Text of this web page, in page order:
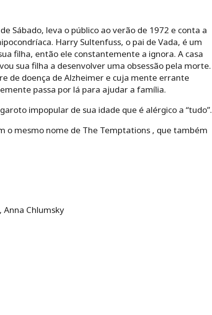
Sábado, leva o público ao verão de 1972 e conta a
Harry Sultenfuss, o pai de Vada, é um
filha, então ele constantemente a ignora. A casa
sua filha a desenvolver uma obsessão pela morte.
de doença de Alzheimer e cuja mente errante
passa por lá para ajudar a família.
impopular de sua idade que é alérgico a “tudo”.
o mesmo nome de The Temptations , que também
Anna Chlumsky